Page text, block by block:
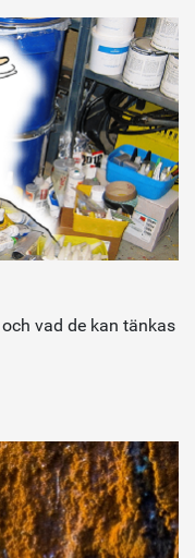
vad de kan tänkas